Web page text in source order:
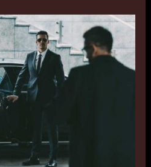
أفخم
تكاسي
في